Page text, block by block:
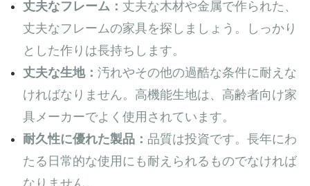
丈夫なフレーム： 丈夫な木材や金属で作られた、
丈夫なフレームの家具を探しましょう。しっかり
とした作りは長持ちします。
丈夫な生地： 汚れやその他の過酷な条件に耐えな
ければなりません。高機能生地は、高齢者向け家
具メーカーでよく使用されています。
耐久性に優れた製品： 品質は投資です。長年にわ
たる日常的な使用にも耐えられるものでなければ